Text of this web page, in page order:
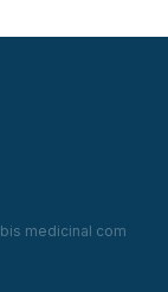
medicinal com